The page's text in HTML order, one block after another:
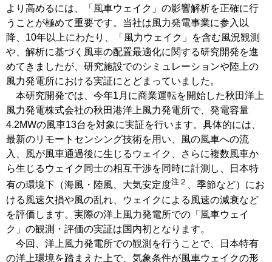
より高めるには、「風車ウェイク」の影響解析を正確に行
うことが極めて重要です。当社は風力発電事業に参入以
降、10年以上にわたり、「風力ウェイク」を含む風況観測
や、解析に基づく風車の配置最適化に関する研究開発を進
めてきましたが、研究施設でのシミュレーションや陸上の
風力発電所における実証にとどまっていました。
本研究開発では、今年1月に商業運転を開始した秋田洋上
風力発電株式会社の秋田港洋上風力発電所で、発電容量
4.2MWの風車13台を対象に実証を行います。具体的には、
最新のリモートセンシング技術を用い、風の風車への流
入、風が風車通過後に生じるウェイク、さらに複数風車か
ら生じるウェイク同士の相互干渉を同時に計測し、日本特
有の環境下（海風・陸風、大気安定度注２ 、季節など）にお
ける風速欠損や風の乱れ、ウェイクによる風速の減衰など
を評価します。実際の洋上風力発電所での「風車ウェイ
ク」の観測・評価の実証は国内初となります。
今回、洋上風力発電所での観測を行うことで、日本特有
の洋上環境を踏まえた上で、気象条件が風車ウェイクの形